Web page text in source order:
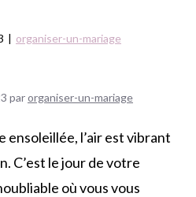
| organiser-un-mariage
parorganiser-un-mariage
ensoleillée, l’air est vibrant
C’est le jour de votre
où vous vous